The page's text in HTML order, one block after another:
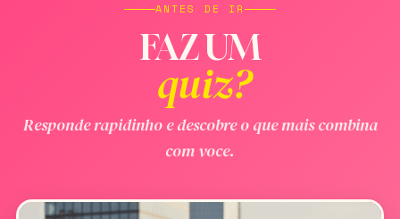
ANTES DE IR
FAZ UM
quiz?
Responde rapidinho e descobre o que mais combina
com voce.